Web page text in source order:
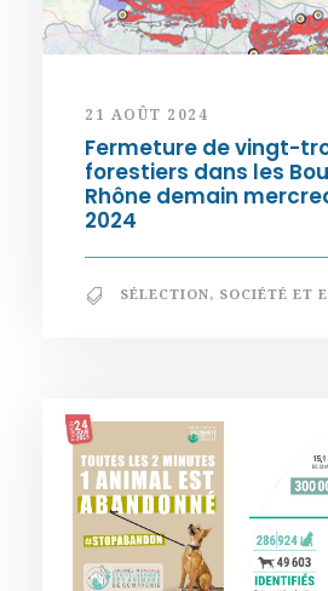
21 AOÛT 2024
Fermeture de vingt-
forestiers dans les
Rhône demain
2024
SÉLECTION, SOCIÉTÉ ET